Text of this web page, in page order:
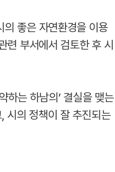
좋은 자연환경을 이용
련 부서에서 검토한 후 시
는 하남의’ 결실을 맺는
시의 정책이 잘 추진되는